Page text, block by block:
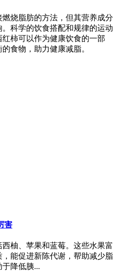
烧脂肪的方法，但其营养成分
科学的饮食搭配和规律的运动
柿可以作为健康饮食的一部
食物，助力健康减脂。
害
柚、苹果和蓝莓。这些水果富
能促进新陈代谢，帮助减少脂
降低胰...